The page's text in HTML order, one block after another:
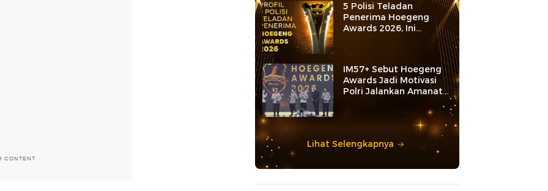
CONTENT
5 Polisi Teladan
Penerima Hoegeng
Awards 2026, Ini
Kategori dan Kiprahnya
IM57+ Sebut Hoegeng
Awards Jadi Motivasi
Polri Jalankan Amanat
Lihat Selengkapnya